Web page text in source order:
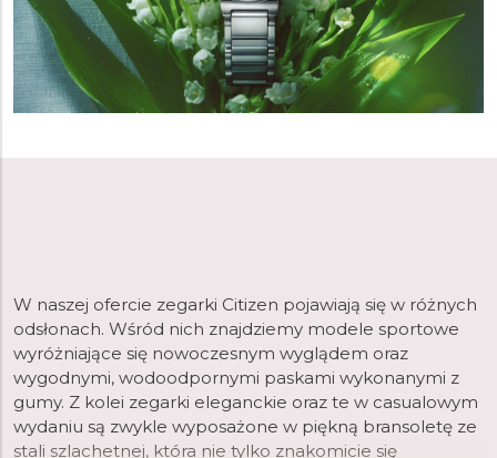
W naszej ofercie zegarki Citizen pojawiają się w różnych
odsłonach. Wśród nich znajdziemy modele sportowe
wyróżniające się nowoczesnym wyglądem oraz
wygodnymi, wodoodpornymi paskami wykonanymi z
gumy. Z kolei zegarki eleganckie oraz te w casualowym
wydaniu są zwykle wyposażone w piękną bransoletę ze
stali szlachetnej, która nie tylko znakomicie się